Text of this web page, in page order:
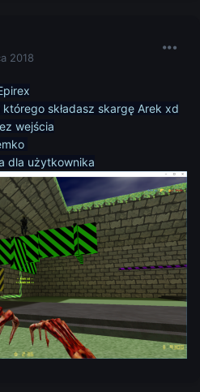
2018
składasz skargę Arek xd
wejścia
dla użytkownika